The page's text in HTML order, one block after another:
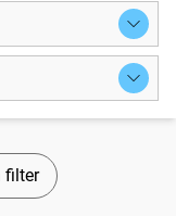
filter